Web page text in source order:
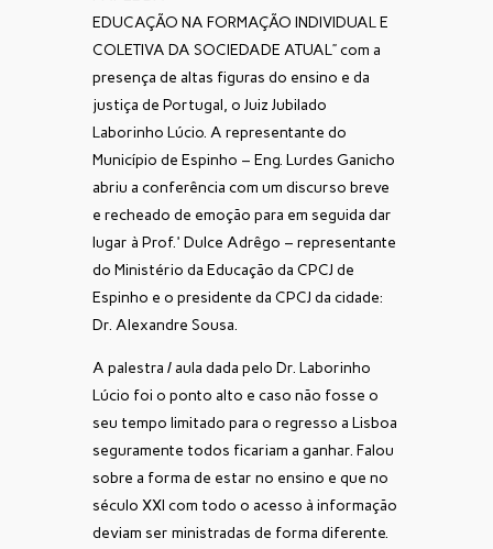
EDUCAÇÃO NA FORMAÇÃO INDIVIDUAL E
COLETIVA DA SOCIEDADE ATUAL” com a
presença de altas figuras do ensino e da
justiça de Portugal, o Juiz Jubilado
Laborinho Lúcio. A representante do
Município de Espinho – Eng. Lurdes Ganicho
abriu a conferência com um discurso breve
e recheado de emoção para em seguida dar
lugar à Prof.ª Dulce Adrêgo – representante
do Ministério da Educação da CPCJ de
Espinho e o presidente da CPCJ da cidade:
Dr. Alexandre Sousa.
A palestra / aula dada pelo Dr. Laborinho
Lúcio foi o ponto alto e caso não fosse o
seu tempo limitado para o regresso a Lisboa
seguramente todos ficariam a ganhar. Falou
sobre a forma de estar no ensino e que no
século XXI com todo o acesso à informação
deviam ser ministradas de forma diferente.